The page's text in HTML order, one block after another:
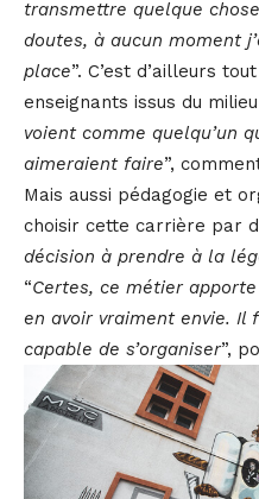
transmettre quelque
doutes, à aucun moment
place”. C’est d’ailleurs
enseignants issus du
voient comme quelqu’un
aimeraient faire”,
Mais aussi pédagogie et
choisir cette carrière par
décision à prendre à la
“Certes, ce métier
en avoir vraiment envie. Il
capable de s’organiser”,